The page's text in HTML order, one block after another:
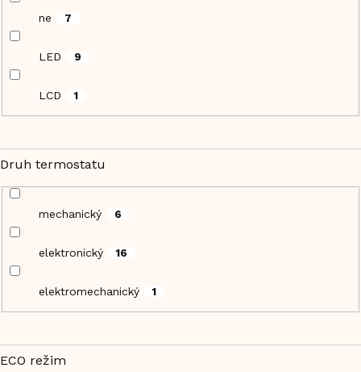
ne 7
LED 9
LCD 1
Druh termostatu
mechanický 6
elektronický 16
elektromechanický 1
ECO režim